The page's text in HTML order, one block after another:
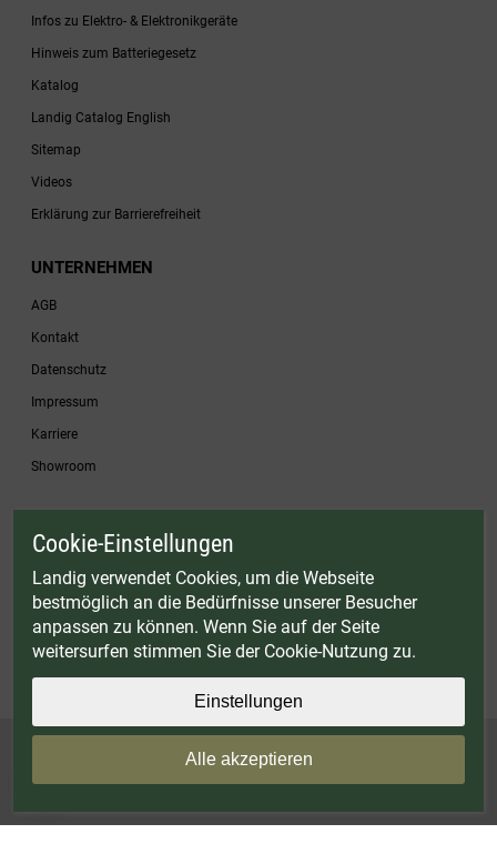
Infos zu Elektro- & Elektronikgeräte
Hinweis zum Batteriegesetz
Katalog
Landig Catalog English
Sitemap
Videos
Erklärung zur Barrierefreiheit
UNTERNEHMEN
AGB
Kontakt
Datenschutz
Impressum
Karriere
Showroom
* Gültig bis einschließlich 17.08.2026. Keine Barauszahlung möglich. Nicht mit
Zubehörartikel. Nicht einlösbar auf bereits rabattierte Sets.
© Landig 1982-2026 (44 Jahre Qualität)
Alle Preise inkl. gesetzl. Mehrwertsteuer, zuzüglich Versandkosten
Weitere Marken oder Shops der Landig + Lava GmbH & Co. KG: LAVA - Vakuumiergeräte
DRY AGER - Reifeschränke|VIESSMANN - Kühlzellen
Cookie-Einstellungen
Landig verwendet Cookies, um die Webseite
bestmöglich an die Bedürfnisse unserer Besucher
anpassen zu können. Wenn Sie auf der Seite
weitersurfen stimmen Sie der Cookie-Nutzung zu.
Einstellungen
Alle akzeptieren